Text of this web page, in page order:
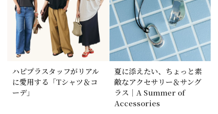
ハピプラスタッフがリアル
に愛用する「Tシャツ＆コ
ーデ」
夏に添えたい、ちょっと素
敵なアクセサリー＆サング
ラス｜A Summer of
Accessories